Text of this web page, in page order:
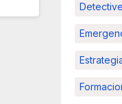
Detective